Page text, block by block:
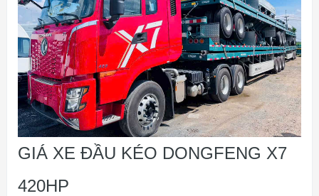
GIÁ XE ĐẦU KÉO DONGFENG X7
420HP